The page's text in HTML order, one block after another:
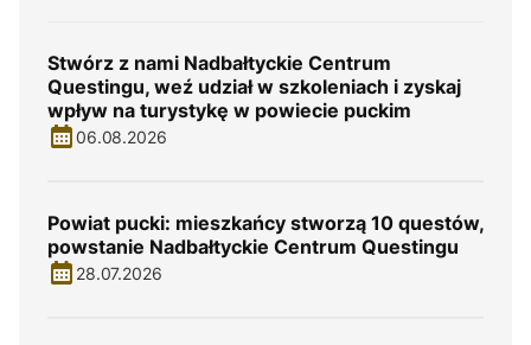
Stwórz z nami Nadbałtyckie Centrum
Questingu, weź udział w szkoleniach i zyskaj
wpływ na turystykę w powiecie puckim
06.08.2026
Powiat pucki: mieszkańcy stworzą 10 questów,
powstanie Nadbałtyckie Centrum Questingu
28.07.2026